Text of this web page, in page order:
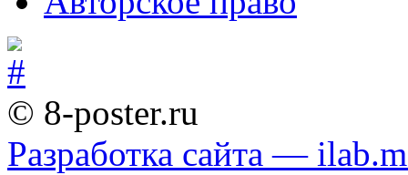
© 8-poster.ru
Разработка сайта —